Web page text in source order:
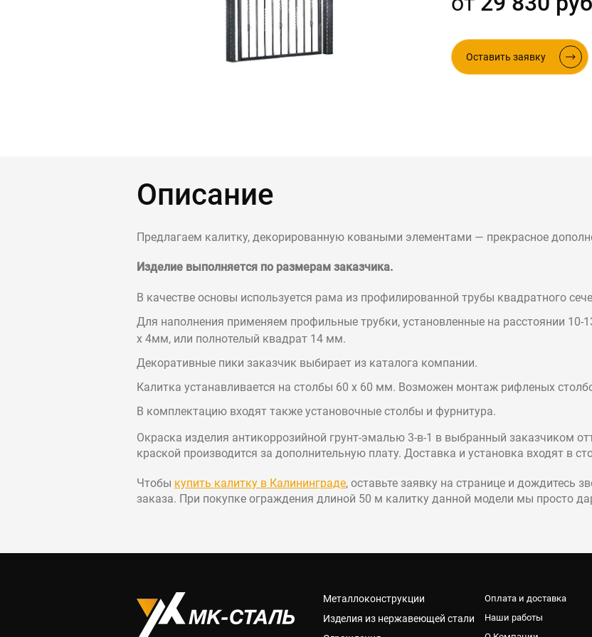
Интерьерные в стиле лофт
Двери Оставить заявку
Описание
Предлагаем калитку, декорированную коваными элементами — прекрасное
Изделие выполняется по размерам заказчика.
В качестве основы используется рама из профилированной трубы квадратного
Для наполнения применяем профильные трубки, установленные на расстоянии 10-
х 4мм, или полнотелый квадрат 14 мм.
Декоративные пики заказчик выбирает из каталога компании.
Калитка устанавливается на столбы 60 х 60 мм. Возможен монтаж рифленых
В комплектацию входят также установочные столбы и фурнитура.
Окраска изделия антикоррозийной грунт-эмалью 3-в-1 в выбранный заказчиком
краской производится за дополнительную плату. Доставка и установка входят в
Чтобы купить калитку в Калининграде, оставьте заявку на странице и дождитесь
заказа. При покупке ограждения длиной 50 м калитку данной модели мы просто
Металлоконструкции
Изделия из нержавеющей стали
Оплата и доставка
Наши работы